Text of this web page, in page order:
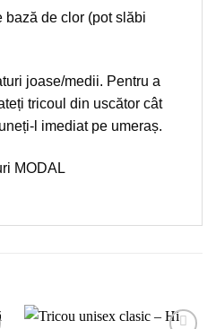
bază de clor (pot slăbi
joase/medii. Pentru a
tricoul din uscător cât
l imediat pe umeraș.